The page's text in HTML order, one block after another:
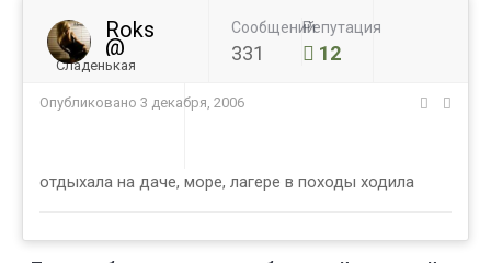
Roks
@
Сладенькая
Сообщений
331
Репутация
12
Опубликовано 3 декабря, 2006
отдыхала на даче, море, лагере в походы ходила